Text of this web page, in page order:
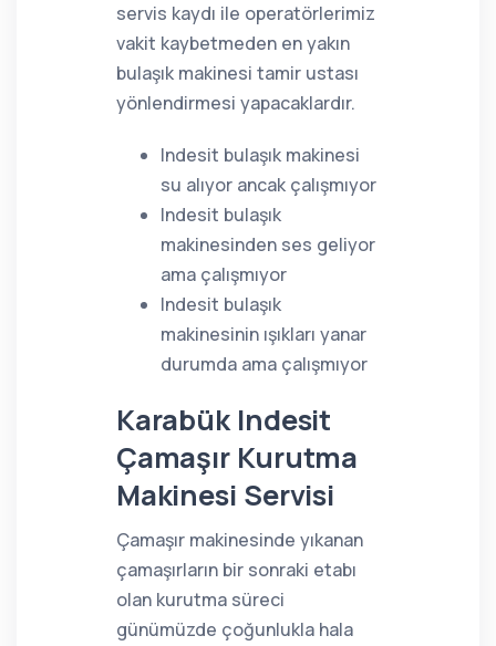
servis kaydı ile operatörlerimiz
vakit kaybetmeden en yakın
bulaşık makinesi tamir ustası
yönlendirmesi yapacaklardır.
Indesit bulaşık makinesi
su alıyor ancak çalışmıyor
Indesit bulaşık
makinesinden ses geliyor
ama çalışmıyor
Indesit bulaşık
makinesinin ışıkları yanar
durumda ama çalışmıyor
Karabük Indesit
Çamaşır Kurutma
Makinesi Servisi
Çamaşır makinesinde yıkanan
çamaşırların bir sonraki etabı
olan kurutma süreci
günümüzde çoğunlukla hala